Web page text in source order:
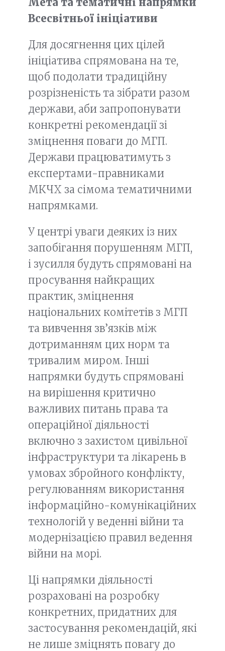
Всесвітньої ініціативи
Для досягнення цих цілей
ініціатива спрямована на те,
щоб подолати традиційну
розрізненість та зібрати разом
держави, аби запропонувати
конкретні рекомендації зі
зміцнення поваги до МГП.
Держави працюватимуть з
експертами-правниками
МКЧХ за сімома тематичними
напрямками.
У центрі уваги деяких із них
запобігання порушенням МГП,
і зусилля будуть спрямовані на
просування найкращих
практик, зміцнення
національних комітетів з МГП
та вивчення зв’язків між
дотриманням цих норм та
тривалим миром. Інші
напрямки будуть спрямовані
на вирішення критично
важливих питань права та
операційної діяльності
включно з захистом цивільної
інфраструктури та лікарень в
умовах збройного конфлікту,
регулюванням використання
інформаційно-комунікаційних
технологій у веденні війни та
модернізацією правил ведення
війни на морі.
Ці напрямки діяльності
розраховані на розробку
конкретних, придатних для
застосування рекомендацій, які
не лише зміцнять повагу до